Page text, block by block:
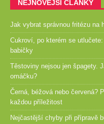
NEJNOVĚJŠÍ ČLÁNKY
Jak vybrat správnou fritézu na
Cukroví, po kterém se
babičky
Těstoviny nejsou jen špagety.
omáčku?
Černá, béžová nebo červená?
každou příležitost
Nejčastější chyby při přípravě